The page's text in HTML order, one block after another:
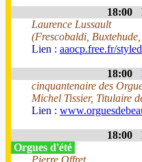
18:00
Laurence Lussault
(Frescobaldi,
Lien : aaocp.free.fr/
18:00
cinquantenaire des
Michel Tissier, Titulaire
Lien :
18:00
Orgues d'été
Pierre Offret